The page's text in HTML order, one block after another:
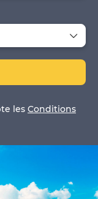
les Conditions